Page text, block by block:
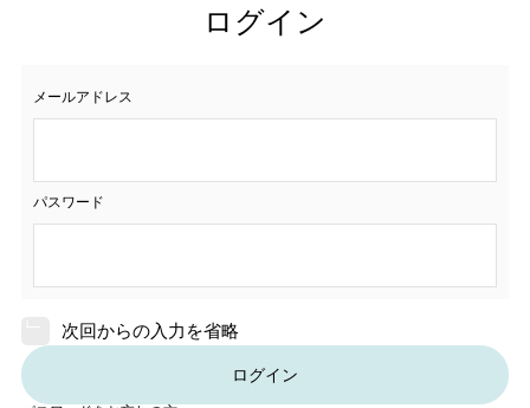
ログイン
メールアドレス
パスワード
次回からの入力を省略
ログイン